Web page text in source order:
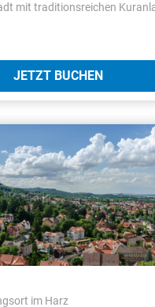
mit traditionsreichen
JETZT BUCHEN
im Harz